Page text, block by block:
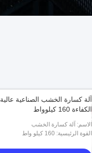
آلة كسارة الخشب الصناعية عالية
الكفاءة 160 كيلوواط
الاسم: آلة كسارة الخشب
القوة الرئيسية: 160 كيلو واط